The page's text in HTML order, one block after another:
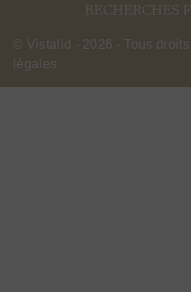
RECHERCHES
© Vistalid - 2026 - Tous
légales